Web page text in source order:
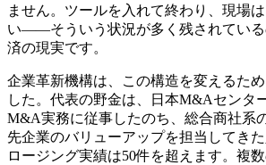
ません。ツールを入れて終わり、現場
い——そういう状況が多く残されている
済の現実です。
企業革新機構は、この構造を変えるた
した。代表の野金は、日本M&Aセンタ
M&A実務に従事したのち、総合商社系
先企業のバリューアップを担当してき
ロージング実績は50件を超えます。複